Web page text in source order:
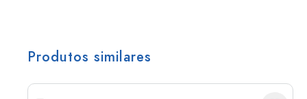
Produtos similares